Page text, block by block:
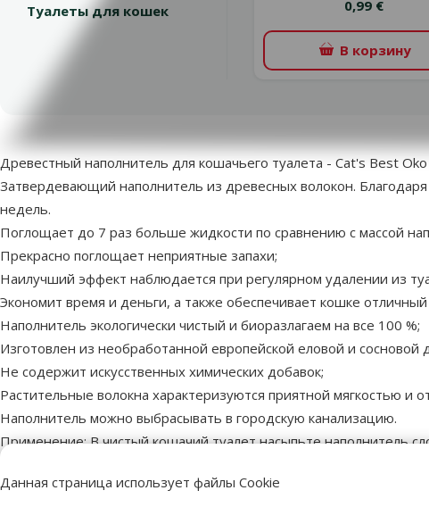
Данная страница использует файлы Cookie
Туалеты для кошек 0,99 €
В корзину
superzoo.product.detail.content
Древестный наполнитель для кошачьего туалета - Cat's Best Oko
Затвердевающий наполнитель из древесных волокон.
недель.
Поглощает до 7 раз больше жидкости по сравнению с массой
Прекрасно поглощает неприятные запахи;
Наилучший эффект наблюдается при регулярном удалении из
Экономит время и деньги, а также обеспечивает кошке
Наполнитель экологически чистый и биоразлагаем на все 100 %;
Изготовлен из необработанной европейской еловой и
Не содержит искусственных химических добавок;
Растительные волокна характеризуются приятной мягкостью и
Наполнитель можно выбрасывать в городскую канализацию.
Применение: В чистый кошачий туалет насыпьте наполнитель
полностью. Следите за тем, чтобы кошачий туалет всегда был